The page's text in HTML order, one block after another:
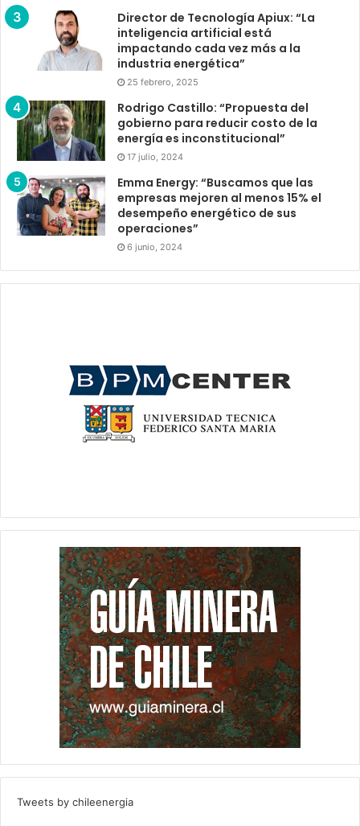
Director de Tecnología Apiux: “La
inteligencia artificial está
impactando cada vez más a la
industria energética”
25 febrero, 2025
Rodrigo Castillo: “Propuesta del
gobierno para reducir costo de la
energía es inconstitucional”
17 julio, 2024
Emma Energy: “Buscamos que las
empresas mejoren al menos 15% el
desempeño energético de sus
operaciones”
6 junio, 2024
Tweets by chileenergia